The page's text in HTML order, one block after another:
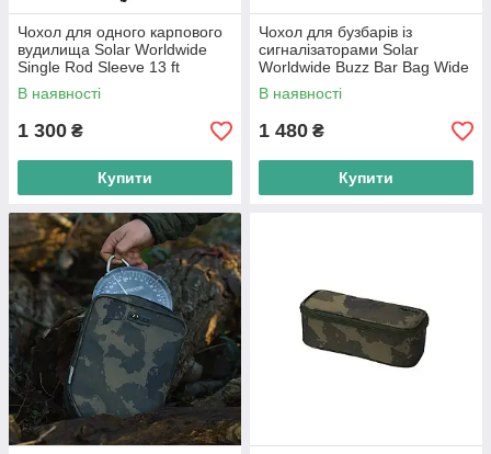
Чохол для одного карпового
вудилища Solar Worldwide
Single Rod Sleeve 13 ft
В наявності
1 300 ₴
Купити
Чохол для бузбарів із
сигналізаторами Solar
Worldwide Buzz Bar Bag Wide
В наявності
1 480 ₴
Купити